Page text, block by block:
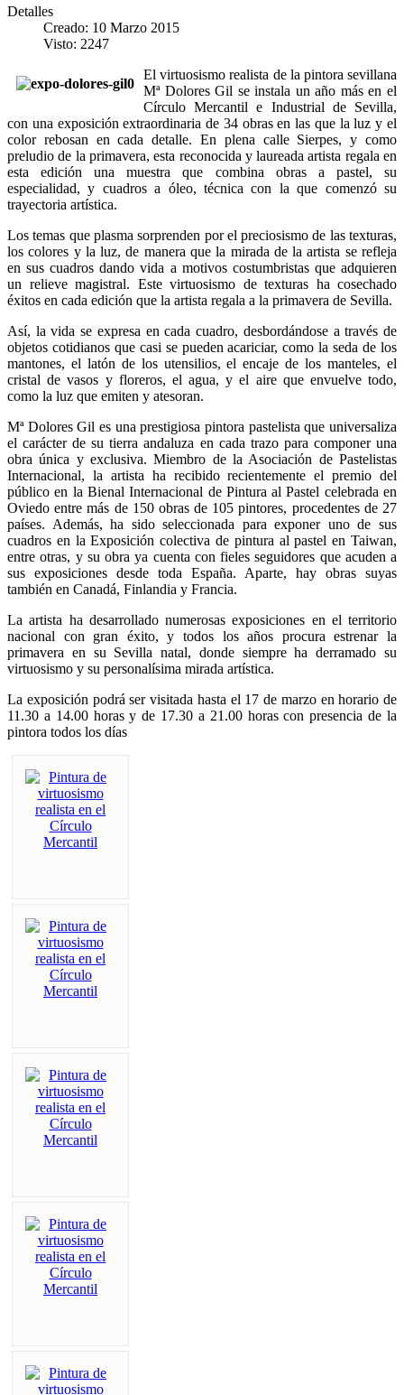
Detalles
Creado: 10 Marzo 2015
Visto: 2247
El virtuosismo realista de la pintora sevillana
Mª Dolores Gil se instala un año más en el
Círculo Mercantil e Industrial de Sevilla,
con una exposición extraordinaria de 34 obras en las que la luz y el
color rebosan en cada detalle. En plena calle Sierpes, y como
preludio de la primavera, esta reconocida y laureada artista regala en
esta edición una muestra que combina obras a pastel, su
especialidad, y cuadros a óleo, técnica con la que comenzó su
trayectoria artística.
Los temas que plasma sorprenden por el preciosismo de las texturas,
los colores y la luz, de manera que la mirada de la artista se refleja
en sus cuadros dando vida a motivos costumbristas que adquieren
un relieve magistral. Este virtuosismo de texturas ha cosechado
éxitos en cada edición que la artista regala a la primavera de Sevilla.
Así, la vida se expresa en cada cuadro, desbordándose a través de
objetos cotidianos que casi se pueden acariciar, como la seda de los
mantones, el latón de los utensilios, el encaje de los manteles, el
cristal de vasos y floreros, el agua, y el aire que envuelve todo,
como la luz que emiten y atesoran.
Mª Dolores Gil es una prestigiosa pintora pastelista que universaliza
el carácter de su tierra andaluza en cada trazo para componer una
obra única y exclusiva. Miembro de la Asociación de Pastelistas
Internacional, la artista ha recibido recientemente el premio del
público en la Bienal Internacional de Pintura al Pastel celebrada en
Oviedo entre más de 150 obras de 105 pintores, procedentes de 27
países. Además, ha sido seleccionada para exponer uno de sus
cuadros en la Exposición colectiva de pintura al pastel en Taiwan,
entre otras, y su obra ya cuenta con fieles seguidores que acuden a
sus exposiciones desde toda España. Aparte, hay obras suyas
también en Canadá, Finlandia y Francia.
La artista ha desarrollado numerosas exposiciones en el territorio
nacional con gran éxito, y todos los años procura estrenar la
primavera en su Sevilla natal, donde siempre ha derramado su
virtuosismo y su personalísima mirada artística.
La exposición podrá ser visitada hasta el 17 de marzo en horario de
11.30 a 14.00 horas y de 17.30 a 21.00 horas con presencia de la
pintora todos los días